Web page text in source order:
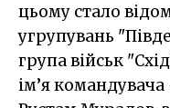
цьому стало
угрупувань
група військ
ім’я